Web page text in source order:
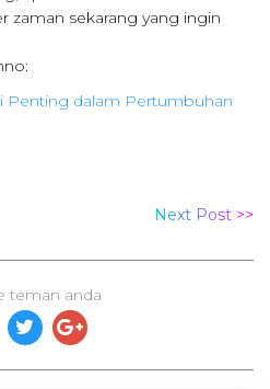
zaman sekarang yang ingin
Penting dalam Pertumbuhan
Next Post >>
teman anda